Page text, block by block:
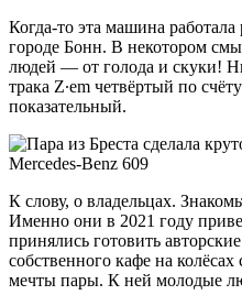
Когда-то эта машина
городе Бонн. В некотором
людей — от голода и скуки!
трака Z·em четвёртый по
показательный.
К слову, о владельцах.
Именно они в 2021 году
принялись готовить
собственного кафе на
мечты пары. К ней молодые